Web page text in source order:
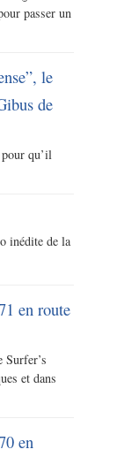
passer un
le
de
qu’il
inédite de la
en route
et dans
en